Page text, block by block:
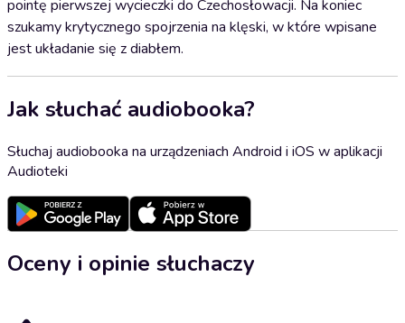
pointę pierwszej wycieczki do Czechosłowacji. Na koniec
szukamy krytycznego spojrzenia na klęski, w które wpisane
jest układanie się z diabłem.
Jak słuchać audiobooka?
Słuchaj audiobooka na urządzeniach Android i iOS w aplikacji
Audioteki
Oceny i opinie słuchaczy